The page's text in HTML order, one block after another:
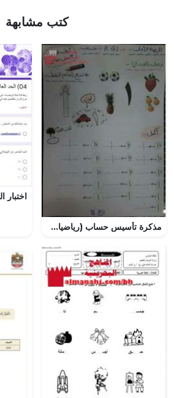
كتب مشابهة
مذكرة تأسيس حساب (رياضيات) KG1